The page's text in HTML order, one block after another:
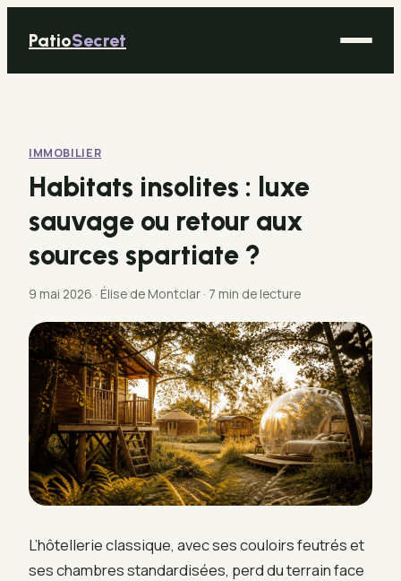
PatioSecret
Bricolage
Déco
Immobilier
Jardinage
IMMOBILIER
Habitats insolites : luxe
sauvage ou retour aux
sources spartiate ?
9 mai 2026 · Élise de Montclar · 7 min de lecture
L’hôtellerie classique, avec ses couloirs feutrés et
ses chambres standardisées, perd du terrain face